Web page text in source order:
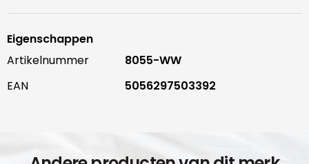
Eigenschappen
Artikelnummer
8055-WW
EAN
5056297503392